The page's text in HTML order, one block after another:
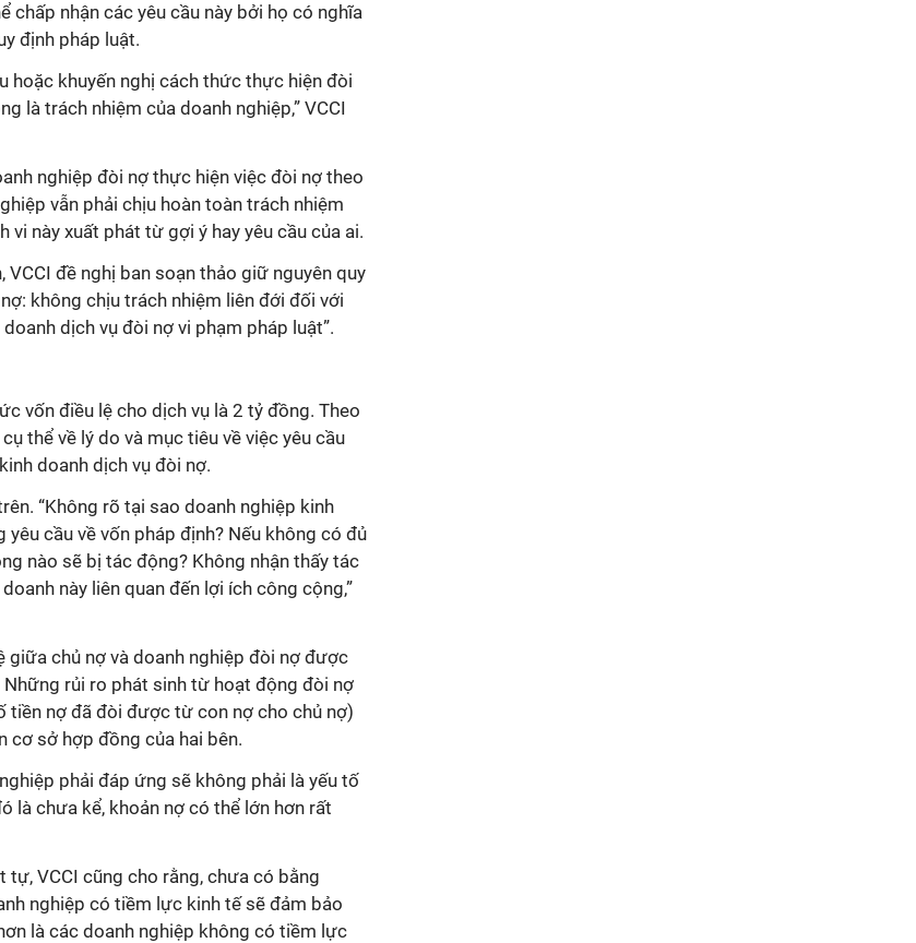
nhận các yêu cầu này bởi họ có nghĩa
định pháp luật.
hoặc khuyến nghị cách thức thực hiện đòi
là trách nhiệm của doanh nghiệp,” VCCI
nghiệp đòi nợ thực hiện việc đòi nợ theo
vẫn phải chịu hoàn toàn trách nhiệm
vi này xuất phát từ gợi ý hay yêu cầu của ai.
đề nghị ban soạn thảo giữ nguyên quy
không chịu trách nhiệm liên đới đối với
dịch vụ đòi nợ vi phạm pháp luật”.
vốn điều lệ cho dịch vụ là 2 tỷ đồng. Theo
thể về lý do và mục tiêu về việc yêu cầu
doanh dịch vụ đòi nợ.
“Không rõ tại sao doanh nghiệp kinh
cầu về vốn pháp định? Nếu không có đủ
nào sẽ bị tác động? Không nhận thấy tác
này liên quan đến lợi ích công cộng,”
giữa chủ nợ và doanh nghiệp đòi nợ được
rủi ro phát sinh từ hoạt động đòi nợ
tiền nợ đã đòi được từ con nợ cho chủ nợ)
cơ sở hợp đồng của hai bên.
phải đáp ứng sẽ không phải là yếu tố
là chưa kể, khoản nợ có thể lớn hơn rất
VCCI cũng cho rằng, chưa có bằng
nghiệp có tiềm lực kinh tế sẽ đảm bảo
là các doanh nghiệp không có tiềm lực